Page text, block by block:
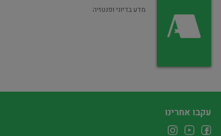
מדע בדיוני ופנטזיה
עקבו אחרינו